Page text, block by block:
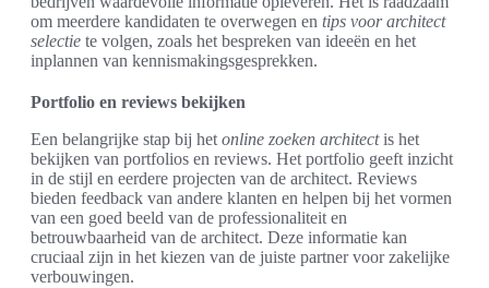
om meerdere kandidaten te overwegen en tips voor architect
selectie te volgen, zoals het bespreken van ideeën en het
inplannen van kennismakingsgesprekken.
Portfolio en reviews bekijken
Een belangrijke stap bij het online zoeken architectis het
bekijken van portfolios en reviews. Het portfolio geeft inzicht
in de stijl en eerdere projecten van de architect. Reviews
bieden feedback van andere klanten en helpen bij het vormen
van een goed beeld van de professionaliteit en
betrouwbaarheid van de architect. Deze informatie kan
cruciaal zijn in het kiezen van de juiste partner voor zakelijke
verbouwingen.